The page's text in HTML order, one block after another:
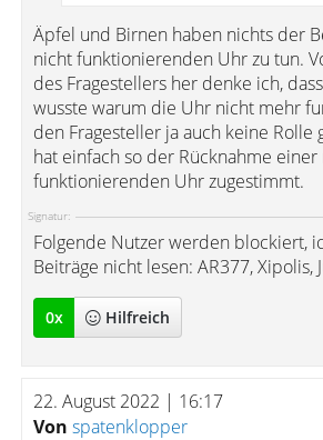
Äpfel und Birnen haben nichts der
nicht funktionierenden Uhr zu tun.
des Fragestellers her denke ich,
wusste warum die Uhr nicht mehr
den Fragesteller ja auch keine Rolle
hat einfach so der Rücknahme einer
funktionierenden Uhr zugestimmt.
Signatur:
Folgende Nutzer werden blockiert,
Beiträge nicht lesen: AR377, Xipolis,
0x Hilfreich
22. August 2022 | 16:17
Von spatenklopper